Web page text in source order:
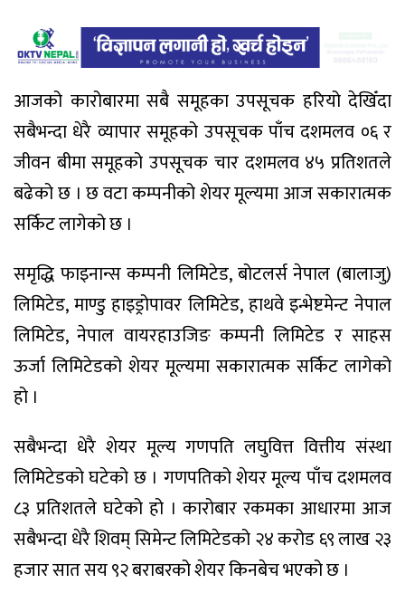
आजको कारोबारमा सबै समूहका उपसूचक हरियो देखिँदा
सबैभन्दा धेरै व्यापार समूहको उपसूचक पाँच दशमलव ०६ र
जीवन बीमा समूहको उपसूचक चार दशमलव ४५ प्रतिशतले
बढेको छ । छ वटा कम्पनीको शेयर मूल्यमा आज सकारात्मक
सर्किट लागेको छ ।
समृद्धि फाइनान्स कम्पनी लिमिटेड, बोटलर्स नेपाल (बालाजु)
लिमिटेड, माण्डु हाइड्रोपावर लिमिटेड, हाथवे इन्भेष्टमेन्ट नेपाल
लिमिटेड, नेपाल वायरहाउजिङ कम्पनी लिमिटेड र साहस
ऊर्जा लिमिटेडको शेयर मूल्यमा सकारात्मक सर्किट लागेको
हो ।
सबैभन्दा धेरै शेयर मूल्य गणपति लघुवित्त वित्तीय संस्था
लिमिटेडको घटेको छ । गणपतिको शेयर मूल्य पाँच दशमलव
८३ प्रतिशतले घटेको हो । कारोबार रकमका आधारमा आज
सबैभन्दा धेरै शिवम् सिमेन्ट लिमिटेडको २४ करोड ६९ लाख २३
हजार सात सय ९२ बराबरको शेयर किनबेच भएको छ ।